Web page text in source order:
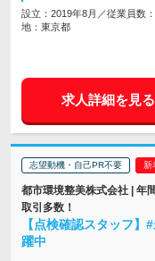
設立：2019年8月／従業員数
地：東京都
求人詳細を見る
志望動機・自己PR不要
都市環境整美株式会社 |
取引多数！
【点検確認スタッフ
躍中